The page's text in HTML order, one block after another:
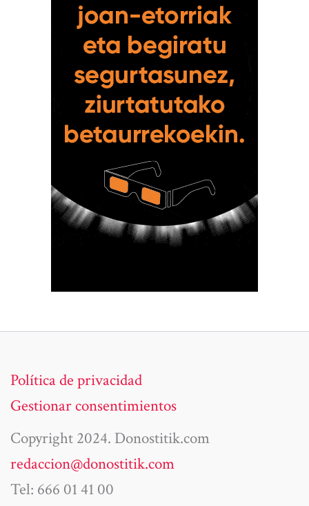
Política de privacidad
Gestionar consentimientos
Copyright 2024. Donostitik.com
redaccion@donostitik.com
Tel: 666 01 41 00